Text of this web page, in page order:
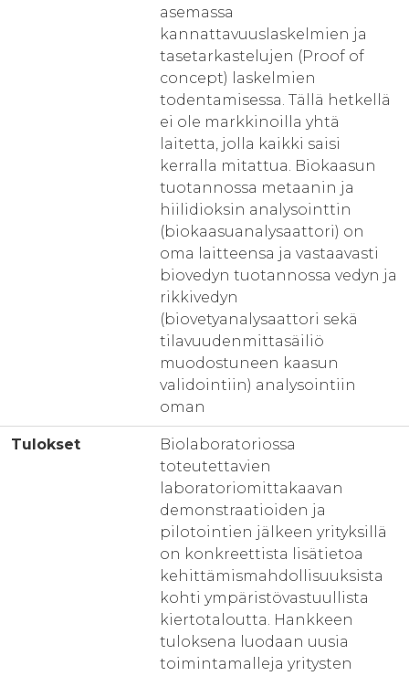
asemassa
kannattavuuslaskelmien ja
tasetarkastelujen (Proof of
concept) laskelmien
todentamisessa. Tällä hetkellä
ei ole markkinoilla yhtä
laitetta, jolla kaikki saisi
kerralla mitattua. Biokaasun
tuotannossa metaanin ja
hiilidioksin analysointtin
(biokaasuanalysaattori) on
oma laitteensa ja vastaavasti
biovedyn tuotannossa vedyn ja
rikkivedyn
(biovetyanalysaattori sekä
tilavuudenmittasäiliö
muodostuneen kaasun
validointiin) analysointiin
oman
Tulokset
Biolaboratoriossa
toteutettavien
laboratoriomittakaavan
demonstraatioiden ja
pilotointien jälkeen yrityksillä
on konkreettista lisätietoa
kehittämismahdollisuuksista
kohti ympäristövastuullista
kiertotaloutta. Hankkeen
tuloksena luodaan uusia
toimintamalleja yritysten